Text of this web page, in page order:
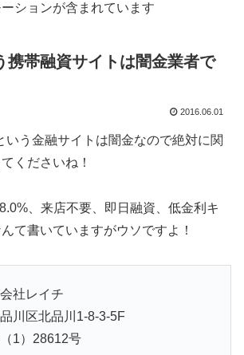
ションが含まれています
携帯融資サイトは闇金業者で
2016.06.01
いう金融サイトは闇金なので絶対に関
くださいね！
、来店不要、即日融資、低金利キ
て書いていますがウソですよ！
社レイチ
川区北品川1-8-3-5F
1）28612号